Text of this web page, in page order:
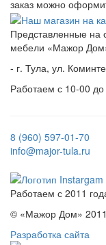
заказ можно
Представленные на
мебели «Мажор
- г. Тула, ул.
Работаем с 10-00
8 (960) 597-01-70
info@major-tula.ru
Работаем с 2011
© «Мажор Дом»
Разработка сайта